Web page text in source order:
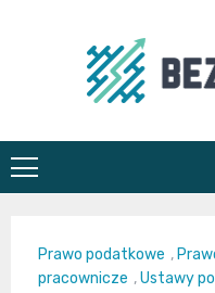
Prawo podatkowe ,
pracownicze ,Ustawy